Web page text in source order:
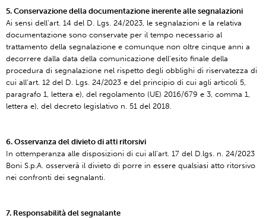
5. Conservazione della documentazione inerente alle segnalazioni
Ai sensi dell’art. 14 del D. Lgs. 24/2023, le segnalazioni e la relativa
documentazione sono conservate per il tempo necessario al
trattamento della segnalazione e comunque non oltre cinque anni a
decorrere dalla data della comunicazione dell’esito finale della
procedura di segnalazione nel rispetto degli obblighi di riservatezza di
cui all’art. 12 del D. Lgs. 24/2023 e del principio di cui agli articoli 5,
paragrafo 1, lettera e), del regolamento (UE) 2016/679 e 3, comma 1,
lettera e), del decreto legislativo n. 51 del 2018.
6. Osservanza del divieto di atti ritorsivi
In ottemperanza alle disposizioni di cui all’art. 17 del D.lgs. n. 24/2023
Boni S.p.A. osserverà il divieto di porre in essere qualsiasi atto ritorsivo
nei confronti dei segnalanti.
7. Responsabilità del segnalante